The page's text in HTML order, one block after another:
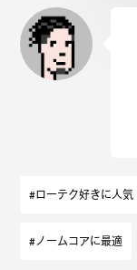
#ローテク好きに人気
#ノームコアに最適